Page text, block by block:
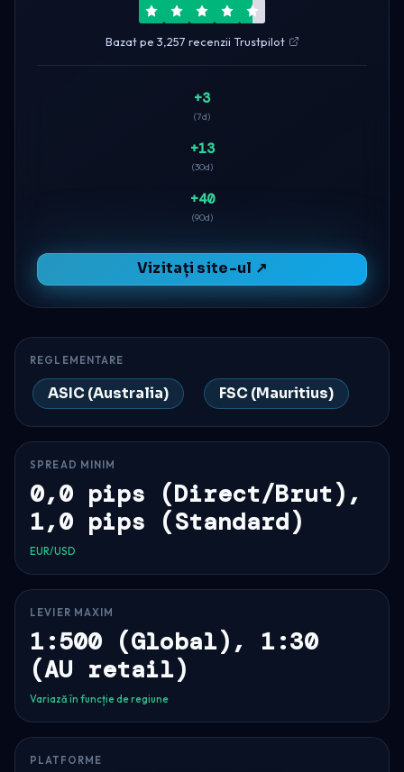
Bazat pe 3,257 recenzii Trustpilot
+3
(7d)
+13
(30d)
+40
(90d)
Vizitați site-ul ↗
REGLEMENTARE
ASIC (Australia) FSC (Mauritius)
SPREAD MINIM
0,0 pips (Direct/Brut),
1,0 pips (Standard)
EUR/USD
LEVIER MAXIM
1:500 (Global), 1:30
(AU retail)
Variază în funcție de regiune
PLATFORME